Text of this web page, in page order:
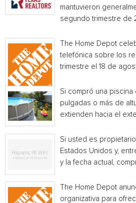
mantuvieron
segundo trimestre de
The Home Depot
telefónica sobre los
trimestre el 18 de
Si compró una
pulgadas o más de
extienden hacia el
Si usted es
Estados Unidos y,
y la fecha actual,
The Home Depot
organizativa para